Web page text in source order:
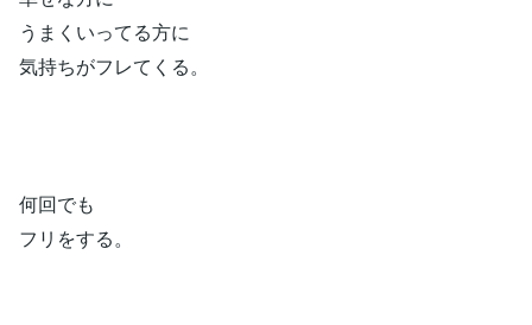
うまくいってる方に
気持ちがフレてくる。
何回でも
フリをする。